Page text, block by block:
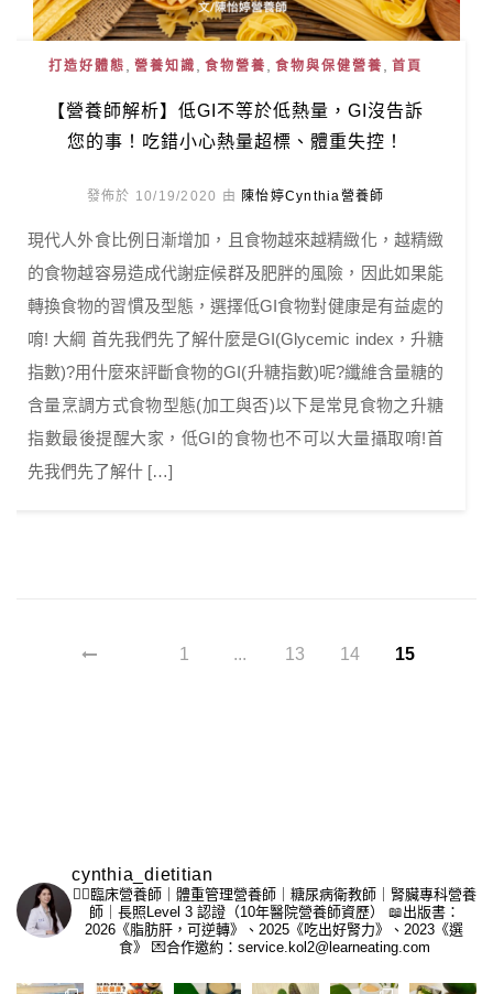
打造好體態 營養知識 食物營養 食物與保健營養 首頁
【營養師解析】低GI不等於低熱量，GI沒告訴
您的事！吃錯小心熱量超標、體重失控！
發佈於 10/19/2020 由 陳怡婷Cynthia營養師
現代人外食比例日漸增加，且食物越來越精緻化，越精緻
的食物越容易造成代謝症候群及肥胖的風險，因此如果能
轉換食物的習慣及型態，選擇低GI食物對健康是有益處的
唷! 大綱 首先我們先了解什麼是GI(Glycemic index，升糖
指數)?用什麼來評斷食物的GI(升糖指數)呢?纖維含量糖的
含量烹調方式食物型態(加工與否)以下是常見食物之升糖
指數最後提醒大家，低GI的食物也不可以大量攝取唷!首
先我們先了解什 […]
1 ... 13 14 15
cynthia_dietitian
👩‍⚕️臨床營養師｜體重管理營養師｜糖尿病衛教師｜腎臟專科營養
師｜長照Level 3 認證（10年醫院營養師資歷）
📖出版書：
2026《脂肪肝，可逆轉》、2025《吃出好腎力》、2023《選
食》
💌合作邀約：service.kol2@learneating.com